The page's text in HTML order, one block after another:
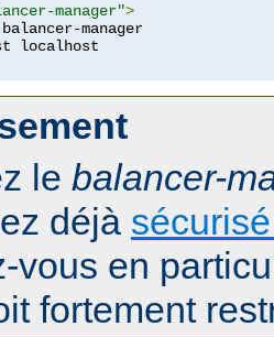
manager">
balancer-manager
le balancer-
déjà
vous en
fortement